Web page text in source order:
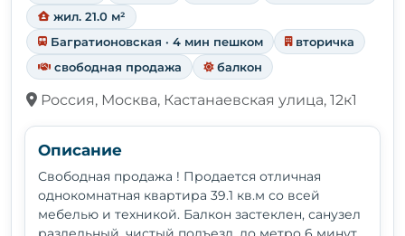
жил. 21.0 м²
Багратионовская · 4 мин пешком
вторичка
свободная продажа
балкон
Россия, Москва, Кастанаевская улица, 12к1
Описание
Свободная продажа ! Продается отличная
однокомнатная квартира 39.1 кв.м со всей
мебелью и техникой. Балкон застеклен, санузел